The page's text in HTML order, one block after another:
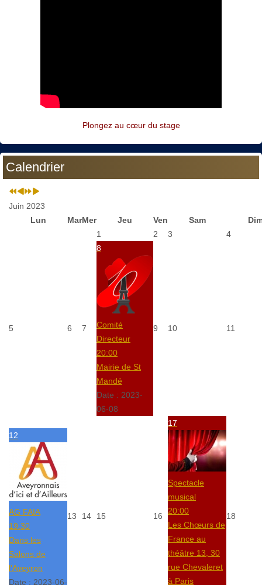
Plongez au cœur du stage
Calendrier
Juin 2023
Lun
MarMer Jeu Ven Sam
1
2 3 4
5 6 7
8
Comité
Directeur
20:00
Mairie de St
Mandé
Date : 2023-
06-08
9 10 11
12
AG FAIA
19:30
Dans les
Salons de
l'Aveyron
Date : 2023-06-
13 14 15 16
17
Spectacle
musical
20:00
Les Chœurs de
France au
théâtre 13, 30
rue Chevaleret
à Paris
18